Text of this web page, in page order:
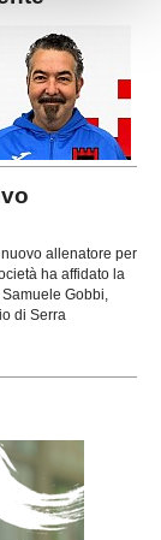
nuovo allenatore per
ha affidato la
Gobbi,
di Serra